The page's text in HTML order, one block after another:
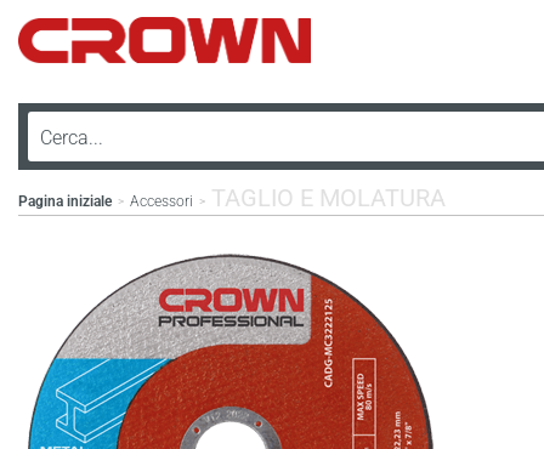
Pagina iniziale > Accessori > TAGLIO E MOLATURA